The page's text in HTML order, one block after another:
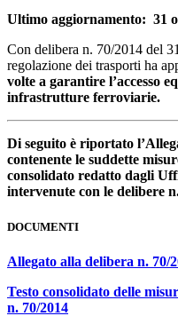
Ultimo aggiornamento: 31
Con delibera n. 70/2014 del
regolazione dei trasporti ha
volte a garantire l’accesso
infrastrutture ferroviarie.
Di seguito è riportato
contenente le suddette
consolidato redatto dagli
intervenute con le delibere
DOCUMENTI
Allegato alla delibera n. 70/
Testo consolidato delle
n. 70/2014